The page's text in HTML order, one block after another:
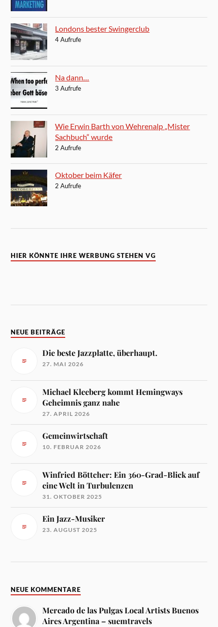
Londons bester Swingerclub
4 Aufrufe
Na dann…
3 Aufrufe
Wie Erwin Barth von Wehrenalp „Mister
Sachbuch“ wurde
2 Aufrufe
Oktober beim Käfer
2 Aufrufe
HIER KÖNNTE IHRE WERBUNG STEHEN VG
NEUE BEITRÄGE
Die beste Jazzplatte, überhaupt.
27. MAI 2026
Michael Kleeberg kommt Hemingways
Geheimnis ganz nahe
27. APRIL 2026
Gemeinwirtschaft
10. FEBRUAR 2026
Winfried Böttcher: Ein 360-Grad-Blick auf
eine Welt in Turbulenzen
31. OKTOBER 2025
Ein Jazz-Musiker
23. AUGUST 2025
NEUE KOMMENTARE
Mercado de las Pulgas Local Artists Buenos
Aires Argentina – suemtravels